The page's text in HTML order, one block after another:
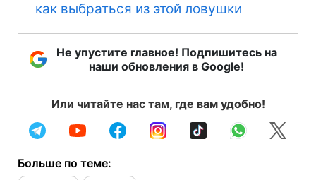
как выбраться из этой ловушки
Не упустите главное! Подпишитесь на
наши обновления в Google!
Или читайте нас там, где вам удобно!
Больше по теме: